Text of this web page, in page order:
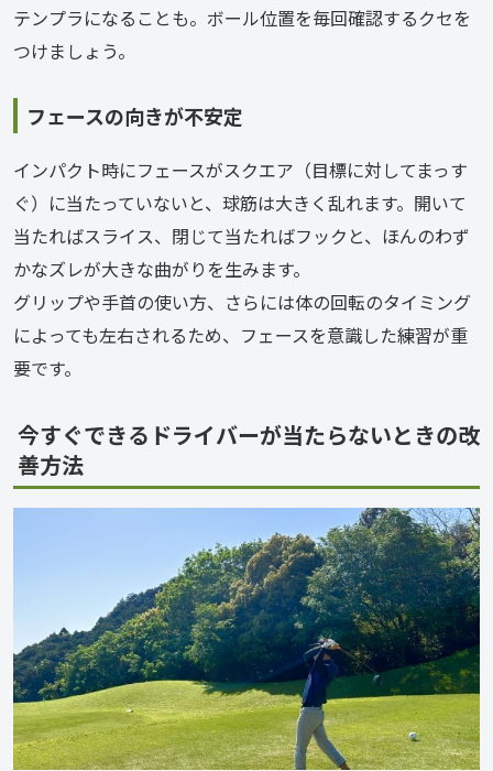
テンプラになることも。ボール位置を毎回確認するクセを
つけましょう。
フェースの向きが不安定
インパクト時にフェースがスクエア（目標に対してまっす
ぐ）に当たっていないと、球筋は大きく乱れます。開いて
当たればスライス、閉じて当たればフックと、ほんのわず
かなズレが大きな曲がりを生みます。
グリップや手首の使い方、さらには体の回転のタイミング
によっても左右されるため、フェースを意識した練習が重
要です。
今すぐできるドライバーが当たらないときの改
善方法